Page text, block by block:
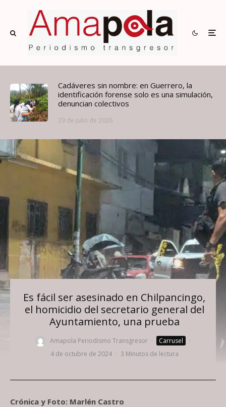
Cadáveres sin nombre: en Guerrero, la
identificación forense solo es una simulación,
denuncian colectivos
29 de julio de 2026
Es fácil ser asesinado en Chilpancingo,
el homicidio del secretario general del
Ayuntamiento, una prueba
Amapola Periodismo Transgresor · Carrusel
·
4 de octubre de 2024 · 3 Minutos de lectura
Crónica y Foto: Marlén Castro